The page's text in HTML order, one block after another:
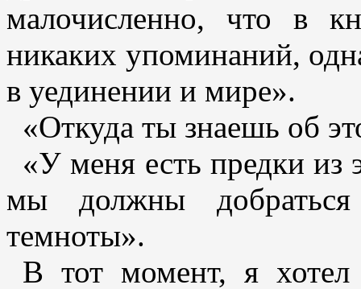
малочисленно, что в
никаких упоминаний,
в уединении и мире».
«Откуда ты знаешь об
«У меня есть предки
мы должны
темноты».
В тот момент, я хотел